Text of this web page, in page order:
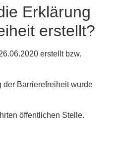
Erklärung
erstellt?
erstellt bzw.
der Barrierefreiheit wurde
öffentlichen Stelle.